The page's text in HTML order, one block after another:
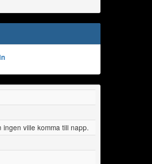
ville komma till napp.